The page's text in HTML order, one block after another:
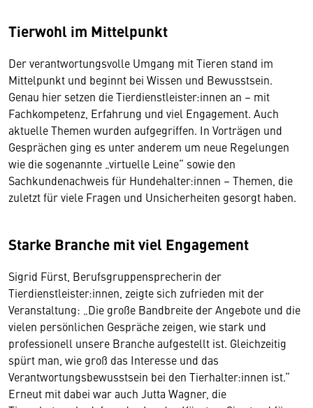
Tierwohl im Mittelpunkt
Der verantwortungsvolle Umgang mit Tieren stand im
Mittelpunkt und beginnt bei Wissen und Bewusstsein.
Genau hier setzen die Tierdienstleister:innen an – mit
Fachkompetenz, Erfahrung und viel Engagement. Auch
aktuelle Themen wurden aufgegriffen. In Vorträgen und
Gesprächen ging es unter anderem um neue Regelungen
wie die sogenannte „virtuelle Leine“ sowie den
Sachkundenachweis für Hundehalter:innen – Themen, die
zuletzt für viele Fragen und Unsicherheiten gesorgt haben.
Starke Branche mit viel Engagement
Sigrid Fürst, Berufsgruppensprecherin der
Tierdienstleister:innen, zeigte sich zufrieden mit der
Veranstaltung: „Die große Bandbreite der Angebote und die
vielen persönlichen Gespräche zeigen, wie stark und
professionell unsere Branche aufgestellt ist. Gleichzeitig
spürt man, wie groß das Interesse und das
Verantwortungsbewusstsein bei den Tierhalter:innen ist.“
Erneut mit dabei war auch Jutta Wagner, die